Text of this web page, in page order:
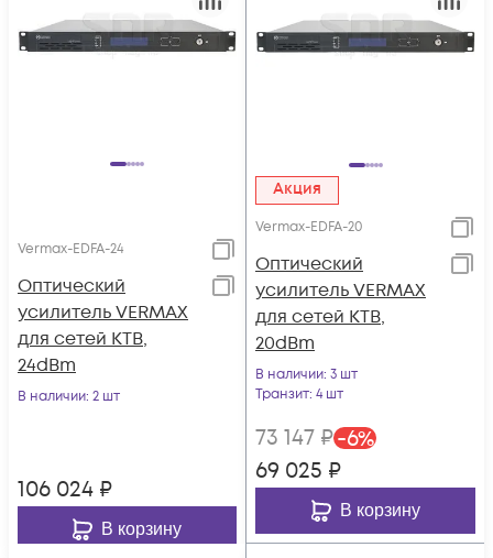
Vermax-EDFA-24
Оптический
усилитель VERMAX
для сетей КТВ,
24dBm
В наличии: 2 шт
106 024 ₽
В корзину
Акция
Vermax-EDFA-20
Оптический
усилитель VERMAX
для сетей КТВ,
20dBm
В наличии: 3 шт
Транзит: 4 шт
73 147 ₽-6%
69 025 ₽
В корзину